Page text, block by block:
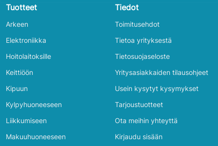
Tuotteet
Arkeen
Elektroniikka
Hoitolaitoksille
Keittiöön
Kipuun
Kylpyhuoneeseen
Liikkumiseen
Makuuhuoneeseen
Tiedot
Toimitusehdot
Tietoa yrityksestä
Tietosuojaseloste
Yritysasiakkaiden tilausohjeet
Usein kysytyt kysymykset
Tarjoustuotteet
Ota meihin yhteyttä
Kirjaudu sisään